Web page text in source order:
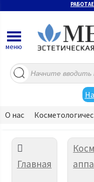
Поиск
товаров
меню
О нас
Главная